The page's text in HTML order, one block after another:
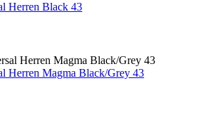
Herren Black 43
Herren Magma Black/Grey 43